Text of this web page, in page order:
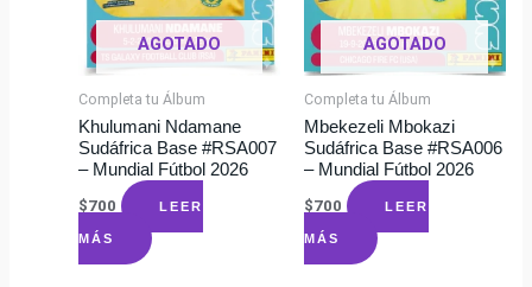
AGOTADO
Completa tu Álbum
Khulumani Ndamane
Sudáfrica Base #RSA007
– Mundial Fútbol 2026
$700 LEER
MÁS
AGOTADO
Completa tu Álbum
Mbekezeli Mbokazi
Sudáfrica Base #RSA006
– Mundial Fútbol 2026
$700 LEER
MÁS